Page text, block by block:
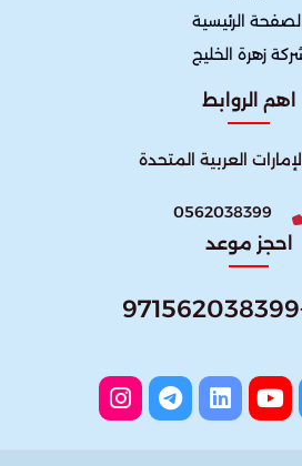
الرئيسية
زهرة الخليج
اهم الروابط
العربية المتحدة
0562038399
احجز موعد